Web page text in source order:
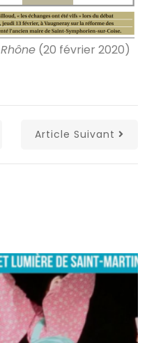
(20 février 2020)
Article Suivant